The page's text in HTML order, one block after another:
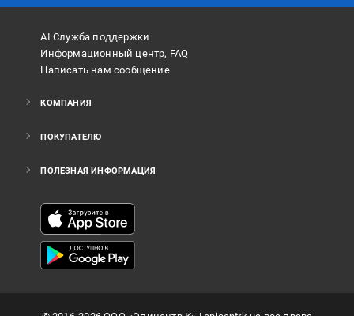
AI Служба поддержки
Информационный центр, FAQ
Написать нам сообщение
КОМПАНИЯ
ПОКУПАТЕЛЮ
ПОЛЕЗНАЯ ИНФОРМАЦИЯ